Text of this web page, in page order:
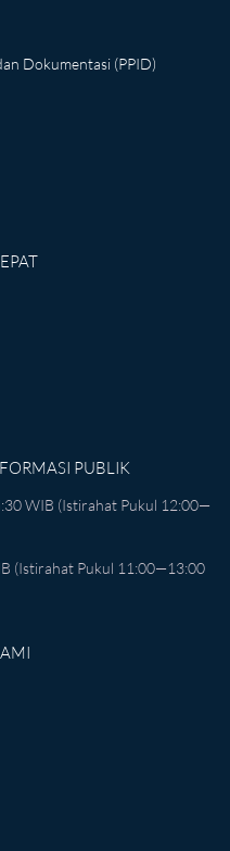
Dokumentasi (PPID)
PUBLIK
WIB (istirahat Pukul 12:00—
(istirahat Pukul 11:00—13:00